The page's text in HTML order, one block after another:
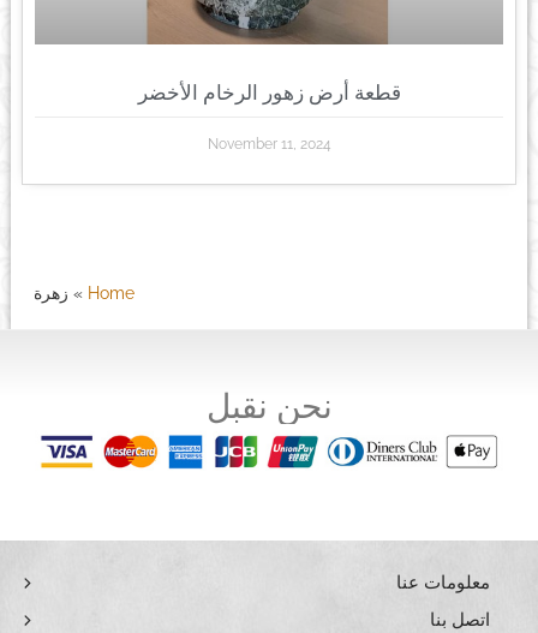
قطعة أرض زهور الرخام الأخضر
November 11, 2024
Home
» زهرة
نحن نقبل
معلومات عنا
اتصل بنا